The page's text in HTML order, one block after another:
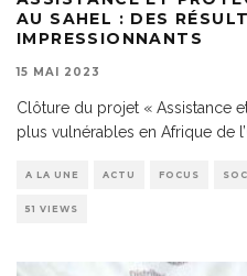
AU SAHEL : DES
IMPRESSIONNANTS
15 MAI 2023
Clôture du projet « Assistance
plus vulnérables en Afrique de
A LA UNE ACTU FOCUS
51 VIEWS